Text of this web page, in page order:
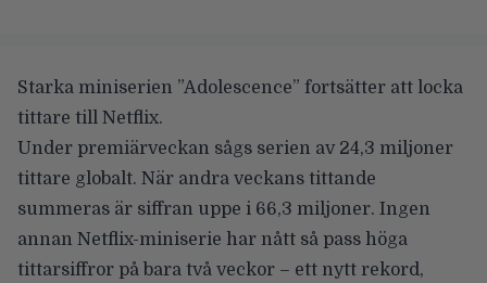
Starka miniserien ”Adolescence” fortsätter att locka
tittare till Netflix.
Under premiärveckan sågs serien av 24,3 miljoner
tittare globalt. När andra veckans tittande
summeras är siffran uppe i 66,3 miljoner. Ingen
annan Netflix-miniserie har nått så pass höga
tittarsiffror på bara två veckor – ett nytt rekord,